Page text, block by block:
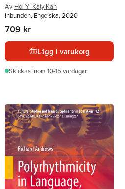
Av Hoi-Yi Katy Kan
Inbunden, Engelska, 2020
709 kr
Lägg i varukorg
Skickas inom 10-15 vardagar